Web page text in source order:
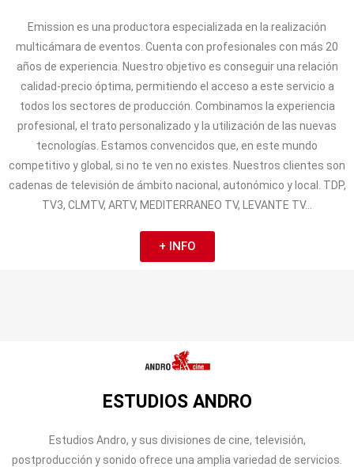
Emission es una productora especializada en la realización
multicámara de eventos. Cuenta con profesionales con más 20
años de experiencia. Nuestro objetivo es conseguir una relación
calidad-precio óptima, permitiendo el acceso a este servicio a
todos los sectores de producción. Combinamos la experiencia
profesional, el trato personalizado y la utilización de las nuevas
tecnologías. Estamos convencidos que, en este mundo
competitivo y global, si no te ven no existes. Nuestros clientes son
cadenas de televisión de ámbito nacional, autonómico y local. TDP,
TV3, CLMTV, ARTV, MEDITERRANEO TV, LEVANTE TV…
+ INFO
ESTUDIOS ANDRO
Estudios Andro, y sus divisiones de cine, televisión,
postproducción y sonido ofrece una amplia variedad de servicios.